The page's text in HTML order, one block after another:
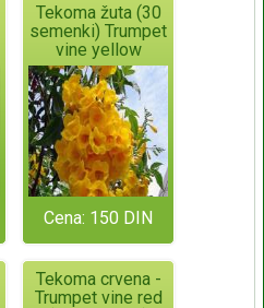
Tekoma žuta (30
semenki) Trumpet
vine yellow
Cena: 150 DIN
Tekoma crvena -
Trumpet vine red